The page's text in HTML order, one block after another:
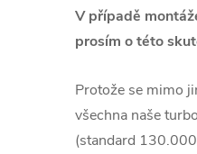
V případě
prosím o této
Protože se mimo
všechna naše
(standard